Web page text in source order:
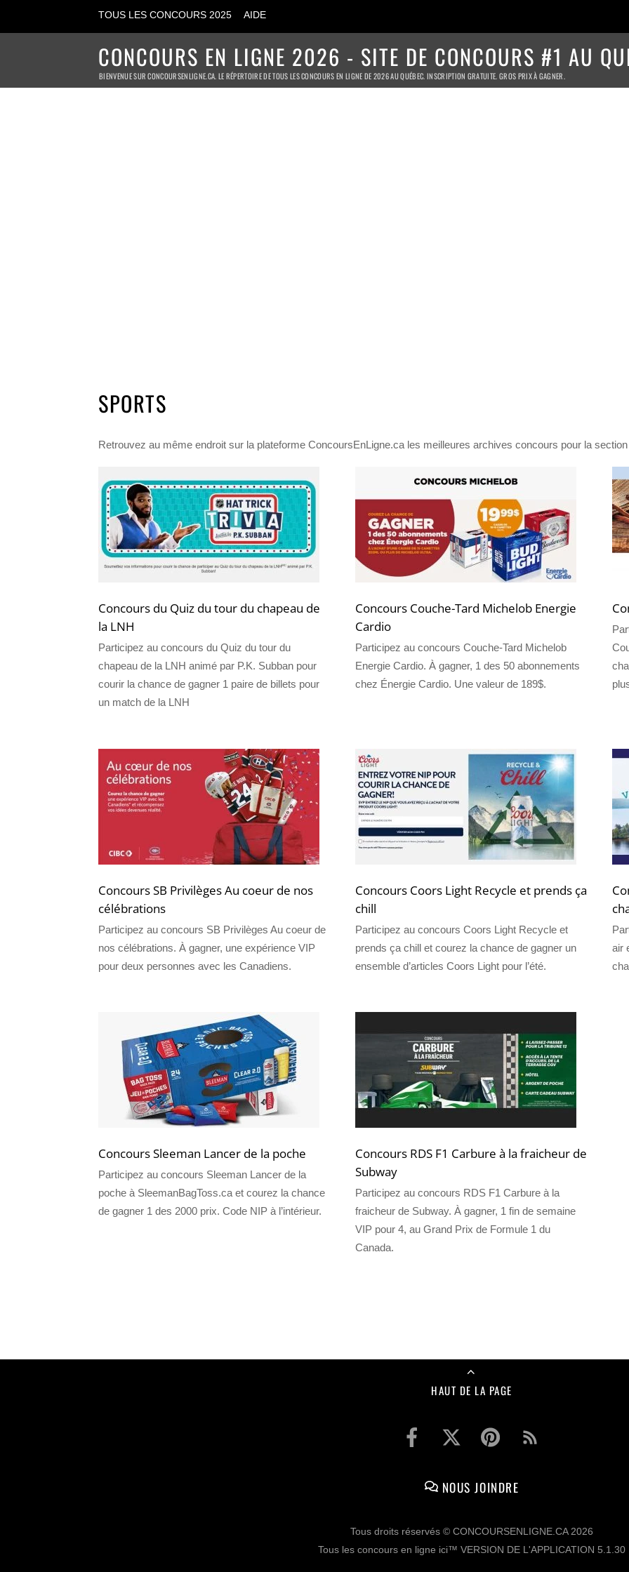
TOUS LES CONCOURS 2025 AIDE
CONCOURS EN LIGNE 2026 - SITE DE CONCOURS #1 AU
BIENVENUE SUR CONCOURSENLIGNE.CA. LE RÉPERTOIRE DE TOUS LES CONCOURS EN LIGNE DE 2026 AU QUÉBEC. INSCRIPTION GRATUITE. GROS PRIX À GAGNER.
SPORTS
Retrouvez au même endroit sur la plateforme ConcoursEnLigne.ca les meilleures archives concours pour la
Concours du Quiz du tour du chapeau de
la LNH
Participez au concours du Quiz du tour du
chapeau de la LNH animé par P.K. Subban pour
courir la chance de gagner 1 paire de billets pour
un match de la LNH
Concours Couche-Tard Michelob Energie
Cardio
Participez au concours Couche-Tard Michelob
Energie Cardio. À gagner, 1 des 50 abonnements
chez Énergie Cardio. Une valeur de 189$.
Concours SB Privilèges Au coeur de nos
célébrations
Participez au concours SB Privilèges Au coeur de
nos célébrations. À gagner, une expérience VIP
pour deux personnes avec les Canadiens.
Concours Coors Light Recycle et prends ça
chill
Participez au concours Coors Light Recycle et
prends ça chill et courez la chance de gagner un
ensemble d’articles Coors Light pour l’été.
air
Concours Sleeman Lancer de la poche
Participez au concours Sleeman Lancer de la
poche à SleemanBagToss.ca et courez la chance
de gagner 1 des 2000 prix. Code NIP à l’intérieur.
Concours RDS F1 Carbure à la fraicheur de
Subway
Participez au concours RDS F1 Carbure à la
fraicheur de Subway. À gagner, 1 fin de semaine
VIP pour 4, au Grand Prix de Formule 1 du
Canada.
HAUT DE LA PAGE
NOUS JOINDRE
Tous droits réservés © CONCOURSENLIGNE.CA 2026
Tous les concours en ligne ici™ VERSION DE L'APPLICATION 5.1.30